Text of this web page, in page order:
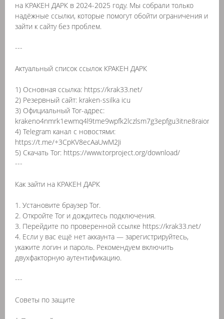
на КРАКЕН ДАРК в 2024-2025 году. Мы собрали только
надёжные ссылки, которые помогут обойти ограничения и
зайти к сайту без проблем.
---
Актуальный список ссылок КРАКЕН ДАРК
1) Основная ссылка: https://krak33.net/
2) Резервный сайт: kraken-ssilka icu
3) Официальный Tor-адрес:
4) Telegram канал с новостями:
https://t.me/+3CpKV8ecAaUwM2Ji
5) Скачать Tor: https://www.torproject.org/download/
---
Как зайти на КРАКЕН ДАРК
1. Установите браузер Tor.
2. Откройте Tor и дождитесь подключения.
3. Перейдите по проверенной ссылке https://krak33.net/
4. Если у вас ещё нет аккаунта — зарегистрируйтесь,
укажите логин и пароль. Рекомендуем включить
двухфакторную аутентификацию.
---
Советы по защите